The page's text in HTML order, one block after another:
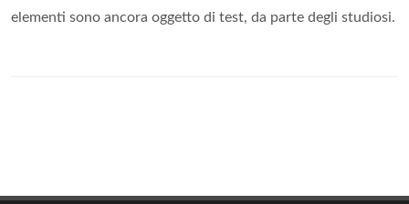
elementi sono ancora oggetto di test, da parte degli studiosi.